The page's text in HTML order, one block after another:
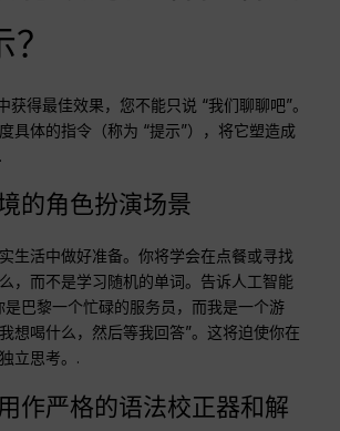
获得最佳效果，您不能只说 “我们聊聊吧”。
具体的指令（称为 “提示”），将它塑造成
的角色扮演场景
生活中做好准备。你将学会在点餐或寻找
，而不是学习随机的单词。告诉人工智能
是巴黎一个忙碌的服务员，而我是一个游
想喝什么，然后等我回答”。这将迫使你在
立思考。.
作严格的语法校正器和解